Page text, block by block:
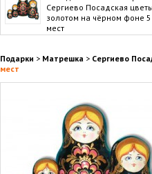
Сергиево Посадская
золотом на чёрном фоне 5
мест
Подарки > Матрешка > Сергиево
мест